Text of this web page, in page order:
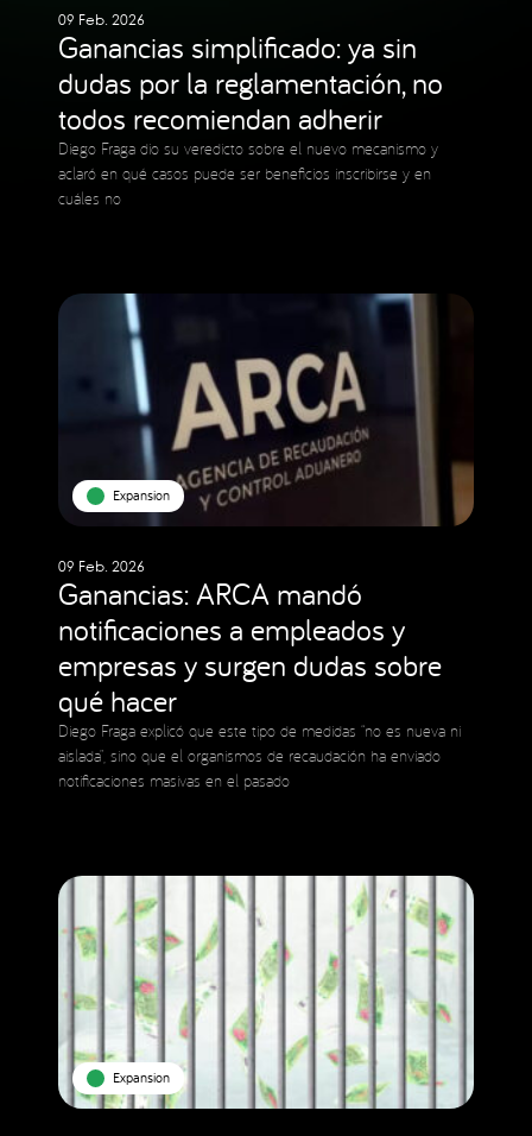
09 Feb. 2026
Ganancias simplificado: ya sin
dudas por la reglamentación, no
todos recomiendan adherir
Diego Fraga dio su veredicto sobre el nuevo mecanismo y
aclaró en qué casos puede ser beneficios inscribirse y en
cuáles no
Expansion
09 Feb. 2026
Ganancias: ARCA mandó
notificaciones a empleados y
empresas y surgen dudas sobre
qué hacer
Diego Fraga explicó que este tipo de medidas “no es nueva ni
aislada”, sino que el organismos de recaudación ha enviado
notificaciones masivas en el pasado
Expansion